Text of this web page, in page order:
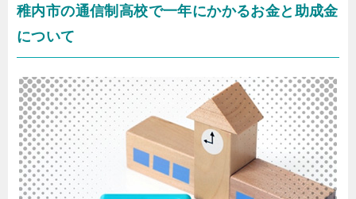
稚内市の通信制高校で一年にかかるお金と助成金
について